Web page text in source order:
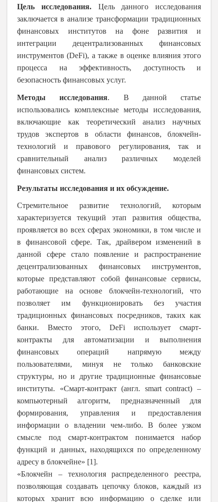
Цель исследования. Цель данного исследования
заключается в анализе трансформации традиционных
финансовых институтов на фоне развития и
интеграции децентрализованных финансовых
инструментов (DeFi), а также в оценке влияния этого
процесса на эффективность, доступность и
безопасность финансовых услуг.
Методы исследования. В данной статье
использовались комплексные методы исследования,
включающие как теоретический анализ научных
трудов экспертов в области финансов, блокчейн-
технологий и правового регулирования, так и
сравнительный анализ различных моделей
финансовых систем.
Результаты исследования и их обсуждение.
Стремительное развитие технологий, которым
характеризуется текущий этап развития общества,
проявляется во всех сферах экономики, в том числе и
в финансовой сфере. Так, драйвером изменений в
данной сфере стало появление и распространение
децентрализованных финансовых инструментов,
которые представляют собой финансовые сервисы,
работающие на основе блокчейн-технологий, что
позволяет им функционировать без участия
традиционных финансовых посредников, таких как
банки. Вместо этого, DeFi использует смарт-
контракты для автоматизации и выполнения
финансовых операций напрямую между
пользователями, минуя не только банковские
структуры, но и другие традиционные финансовые
институты. «Смарт-контракт (англ. smart contract) –
компьютерный алгоритм, предназначенный для
формирования, управления и предоставления
информации о владении чем-либо. В более узком
смысле под смарт-контрактом понимается набор
функций и данных, находящихся по определенному
адресу в блокчейне» [1].
«Блокчейн – технология распределенного реестра,
позволяющая создавать цепочку блоков, каждый из
которых хранит всю информацию о сделке или